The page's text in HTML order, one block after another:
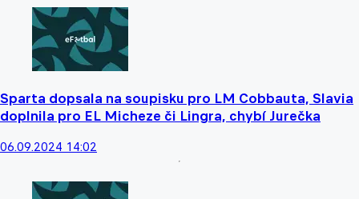
Sparta dopsala na soupisku pro LM Cobbauta, Slavia
doplnila pro EL Micheze či Lingra, chybí Jurečka
06.09.2024 14:02